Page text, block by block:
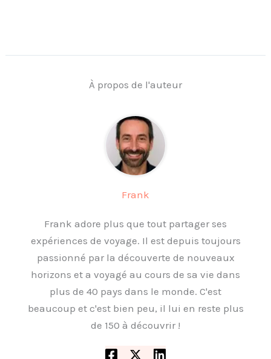
À propos de l'auteur
Frank
Frank adore plus que tout partager ses
expériences de voyage. Il est depuis toujours
passionné par la découverte de nouveaux
horizons et a voyagé au cours de sa vie dans
plus de 40 pays dans le monde. C'est
beaucoup et c'est bien peu, il lui en reste plus
de 150 à découvrir !